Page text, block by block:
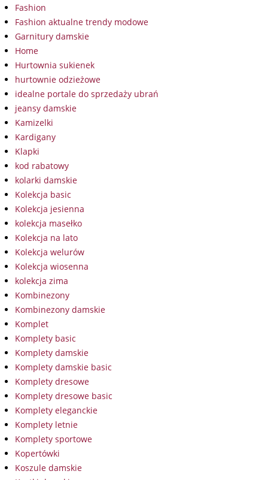
Fashion
Fashion aktualne trendy modowe
Garnitury damskie
Home
Hurtownia sukienek
hurtownie odzieżowe
idealne portale do sprzedaży ubrań
jeansy damskie
Kamizelki
Kardigany
Klapki
kod rabatowy
kolarki damskie
Kolekcja basic
Kolekcja jesienna
kolekcja masełko
Kolekcja na lato
Kolekcja welurów
Kolekcja wiosenna
kolekcja zima
Kombinezony
Kombinezony damskie
Komplet
Komplety basic
Komplety damskie
Komplety damskie basic
Komplety dresowe
Komplety dresowe basic
Komplety eleganckie
Komplety letnie
Komplety sportowe
Kopertówki
Koszule damskie